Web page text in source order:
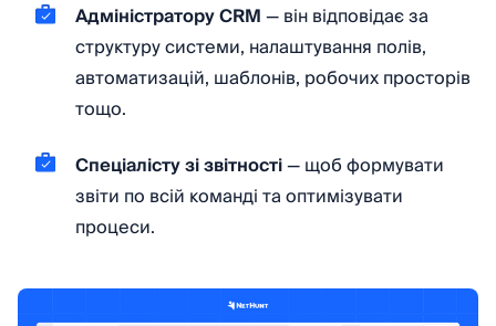
Адміністратору CRM— він відповідає за
структуру системи, налаштування полів,
автоматизацій, шаблонів, робочих просторів
тощо.
Спеціалісту зі звітності— щоб формувати
звіти по всій команді та оптимізувати
процеси.